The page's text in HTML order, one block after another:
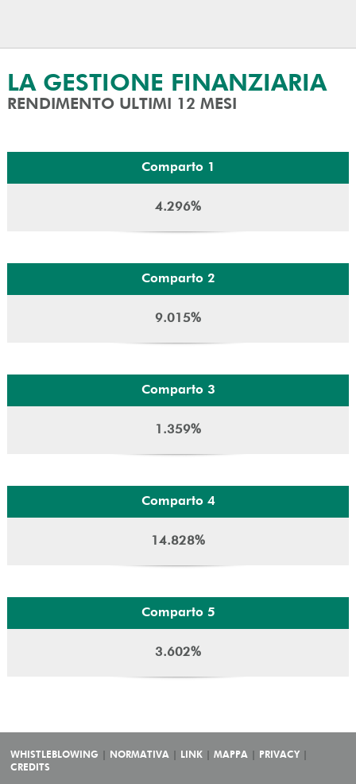
LA GESTIONE FINANZIARIA
RENDIMENTO ULTIMI 12 MESI
Comparto 1
4.296%
Comparto 2
9.015%
Comparto 3
1.359%
Comparto 4
14.828%
Comparto 5
3.602%
WHISTLEBLOWING NORMATIVA LINK MAPPA
PRIVACY
CREDITS